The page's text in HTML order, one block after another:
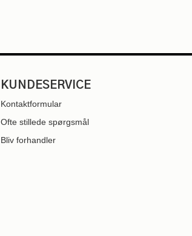
KUNDESERVICE
Kontaktformular
Ofte stillede spørgsmål
Bliv forhandler